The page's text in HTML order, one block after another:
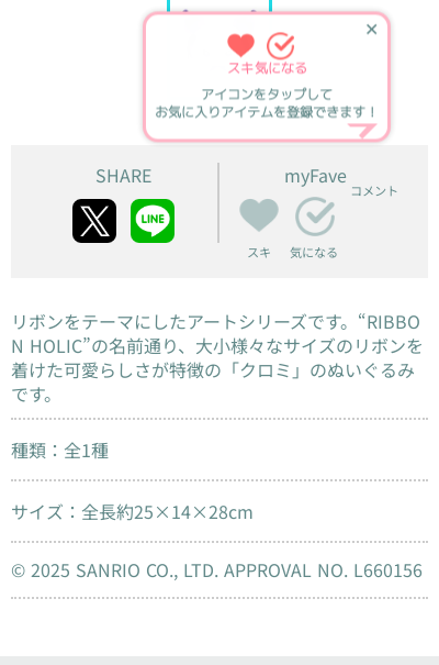
✕
スキ気になる
アイコンをタップして
お気に入りアイテムを登録できます！
SHARE myFave
スキ 気になる
コメント
リボンをテーマにしたアートシリーズです。“RIBBO
N HOLIC”の名前通り、大小様々なサイズのリボンを
着けた可愛らしさが特徴の「クロミ」のぬいぐるみ
です。
種類：全1種
サイズ：全長約25×14×28cm
© 2025 SANRIO CO., LTD. APPROVAL NO. L660156